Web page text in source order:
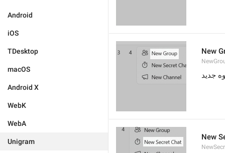
Android
iOS
TDesktop
macOS
Android X
WebK
WebA
Unigram
New
جدید
New